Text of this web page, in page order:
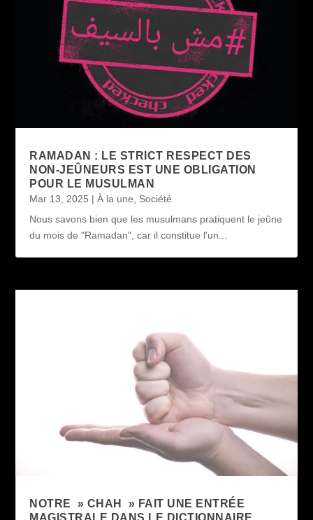
RAMADAN : LE STRICT RESPECT DES
NON-JEÛNEURS EST UNE OBLIGATION
POUR LE MUSULMAN
Mar 13, 2025 |À la une
Société
Nous savons bien que les musulmans pratiquent le jeûne
du mois de "Ramadan", car il constitue l'un...
NOTRE » CHAH » FAIT UNE ENTRÉE